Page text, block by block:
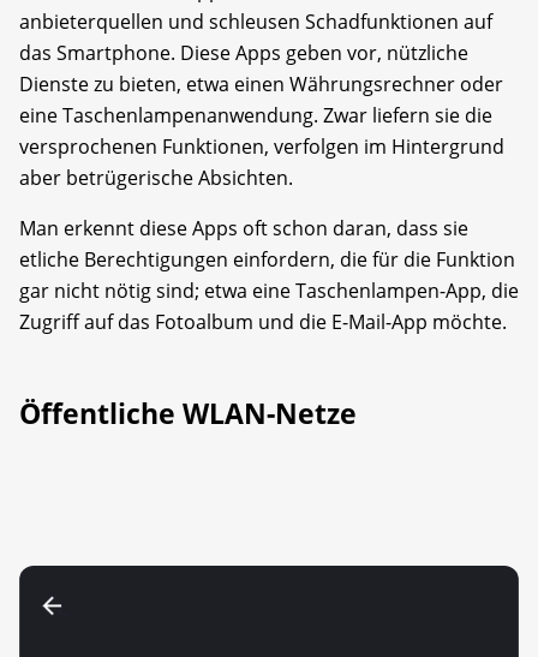
anbieterquellen und schleusen Schadfunktionen auf
das Smartphone. Diese Apps geben vor, nützliche
Dienste zu bieten, etwa einen Währungsrechner oder
eine Taschenlampenanwendung. Zwar liefern sie die
versprochenen Funktionen, verfolgen im Hintergrund
aber betrügerische Absichten.
Man erkennt diese Apps oft schon daran, dass sie
etliche Berechtigungen einfordern, die für die Funktion
gar nicht nötig sind; etwa eine Taschenlampen-App, die
Zugriff auf das Fotoalbum und die E-Mail-App möchte.
Öffentliche WLAN-Netze